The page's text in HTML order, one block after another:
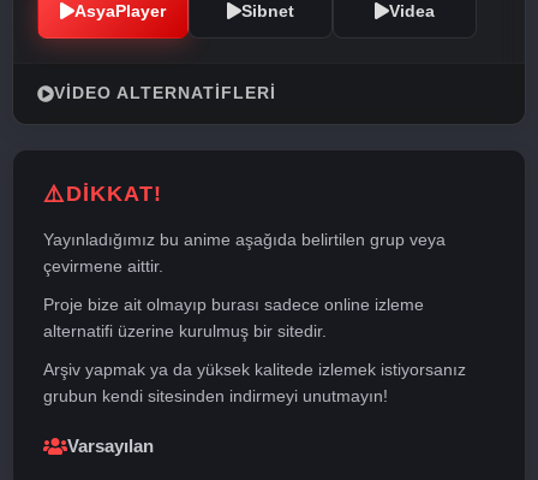
AsyaPlayer Sibnet Videa
VIDEO ALTERNATIFLERI
DİKKAT!
Yayınladığımız bu anime aşağıda belirtilen grup veya
çevirmene aittir.
Proje bize ait olmayıp burası sadece online izleme
alternatifi üzerine kurulmuş bir sitedir.
Arşiv yapmak ya da yüksek kalitede izlemek istiyorsanız
grubun kendi sitesinden indirmeyi unutmayın!
Varsayılan